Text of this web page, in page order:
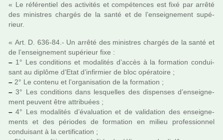
« Le réfé­ren­tiel des acti­vi­tés et com­pé­ten­ces est fixé par arrêté
des minis­tres char­gés de la santé et de l’ensei­gne­ment supé­
rieur.
« Art. D. 636-84.- Un arrêté des minis­tres char­gés de la santé et
de l’ensei­gne­ment supé­rieur fixe :
– 1° Les condi­tions et moda­li­tés d’accès à la for­ma­tion condui­
sant au diplôme d’Etat d’infir­mier de bloc opé­ra­toire ;
– 2° Le contenu et l’orga­ni­sa­tion de la for­ma­tion ;
– 3° Les condi­tions dans les­quel­les des dis­pen­ses d’ensei­gne­
ment peu­vent être attri­buées ;
– 4° Les moda­li­tés d’évaluation et de vali­da­tion des ensei­gne­
ments et des pério­des de for­ma­tion en milieu pro­fes­sion­nel
condui­sant à la cer­ti­fi­ca­tion ;